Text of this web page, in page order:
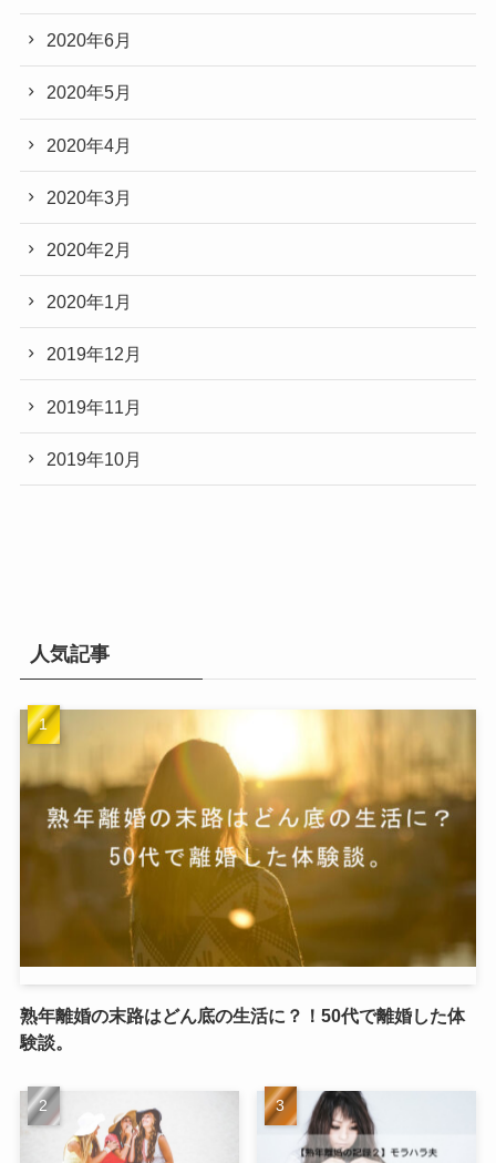
2020年6月
2020年5月
2020年4月
2020年3月
2020年2月
2020年1月
2019年12月
2019年11月
2019年10月
人気記事
熟年離婚の末路はどん底の生活に？！50代で離婚した体
験談。